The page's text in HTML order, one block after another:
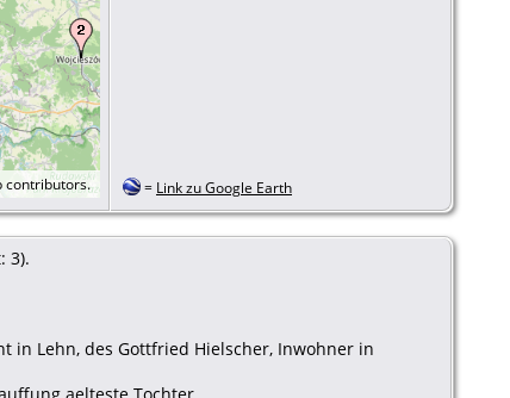
contributors. = Link zu Google Earth
3).
in Lehn, des Gottfried Hielscher, Inwohner in
aelteste Tochter